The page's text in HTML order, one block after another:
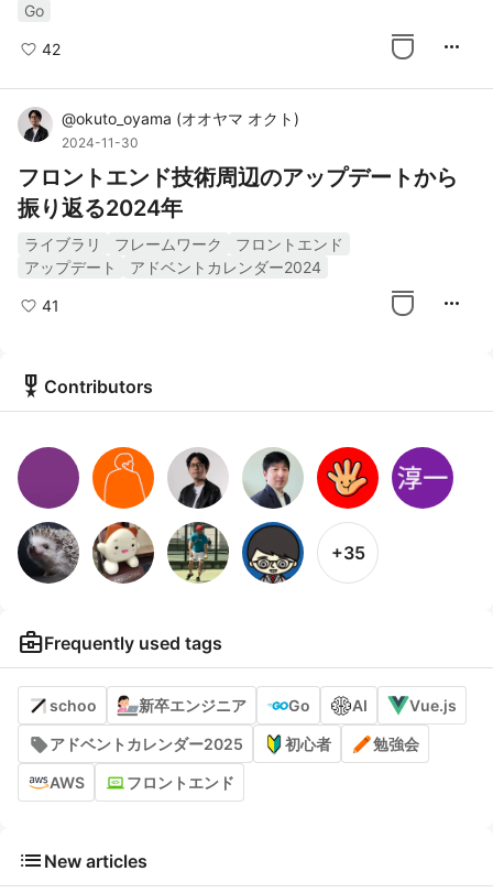
Go
42 more_horiz
@okuto_oyama (オオヤマ オクト)
2024-11-30
フロントエンド技術周辺のアップデートから
振り返る2024年
ライブラリ フレームワーク
フロントエンド
アップデート
アドベントカレンダー2024
41 more_horiz
military_tech Contributors
+35
business_centerFrequently used tags
schoo 新卒エンジニア Go AI Vue.js
アドベントカレンダー2025 初心者 勉強会
AWS フロントエンド
list New articles